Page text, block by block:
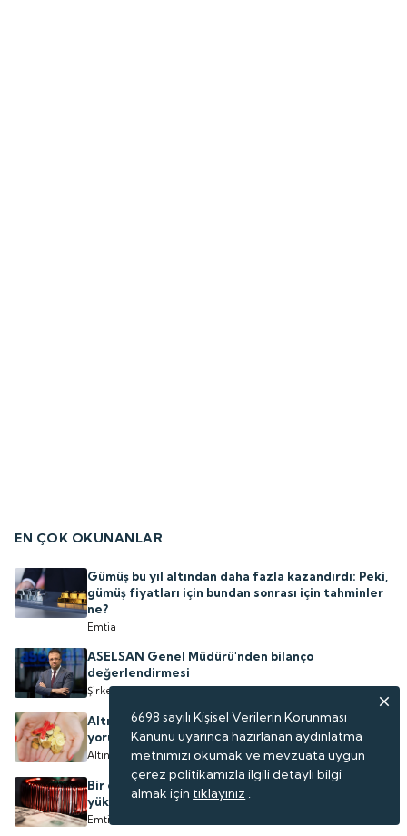
EN ÇOK OKUNANLAR
Gümüş bu yıl altından daha fazla kazandırdı: Peki,
gümüş fiyatları için bundan sonrası için tahminler
ne?
Emtia
ASELSAN Genel Müdürü'nden bilanço
değerlendirmesi
Şirketler
Altın fiyatlarında yön ne olur? 1 akademisyenden
yorum var
Altın
Bir emtia daha tarihi zirvesini gördü: Uzman isim
yükselişin perde arkasını anlattı
Emtia
6698 sayılı Kişisel Verilerin Korunması
Kanunu uyarınca hazırlanan aydınlatma
metnimizi okumak ve mevzuata uygun
çerez politikamızla ilgili detaylı bilgi
almak için tıklayınız .